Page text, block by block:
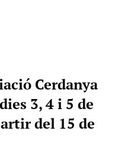
Cerdanya
3, 4 i 5 de
del 15 de